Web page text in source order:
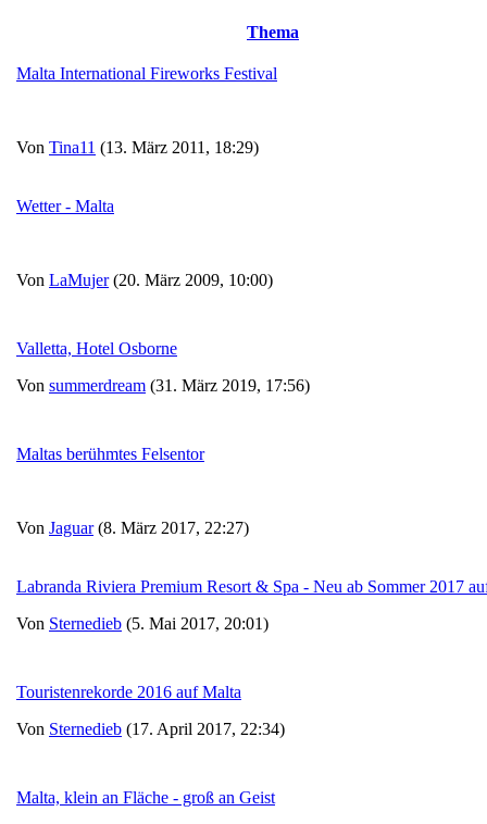
Thema
Malta International Fireworks Festival
Von Tina11 (13. März 2011, 18:29)
Wetter - Malta
Von LaMujer(20. März 2009, 10:00)
Valletta, Hotel Osborne
Von summerdream (31. März 2019, 17:56)
Maltas berühmtes Felsentor
Von Jaguar(8. März 2017, 22:27)
Labranda Riviera Premium Resort & Spa - Neu ab Sommer 2017
Von Sternedieb (5. Mai 2017, 20:01)
Touristenrekorde 2016 auf Malta
Von Sternedieb (17. April 2017, 22:34)
Malta, klein an Fläche - groß an Geist